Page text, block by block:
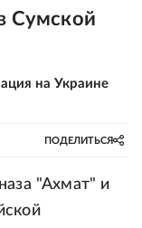
Сумской
на Украине
ПОДЕЛИТЬСЯ
"Ахмат" и